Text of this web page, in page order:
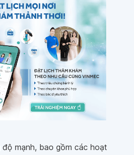
mạnh, bao gồm các hoạt